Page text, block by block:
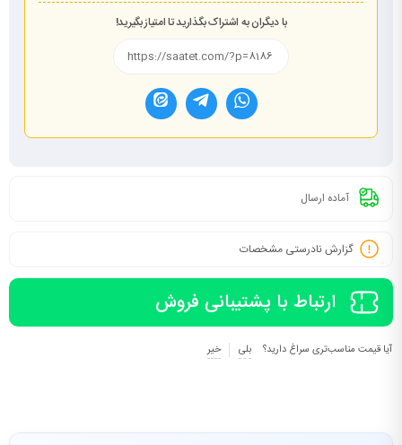
با دیگران به اشتراک بگذارید تا امتیاز بگیرید!
آماده ارسال
گزارش نادرستی مشخصات
ارتباط با پشتیبانی فروش
آیا قیمت مناسب‌تری سراغ دارید؟ بلی خیر